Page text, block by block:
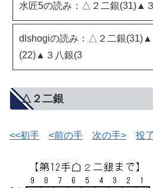
水匠5の読み：△２二銀(31)▲
dlshogiの読み：△２二銀
(22)▲３八銀(3
△２二銀
<<初手 <前の手 次の手> 投